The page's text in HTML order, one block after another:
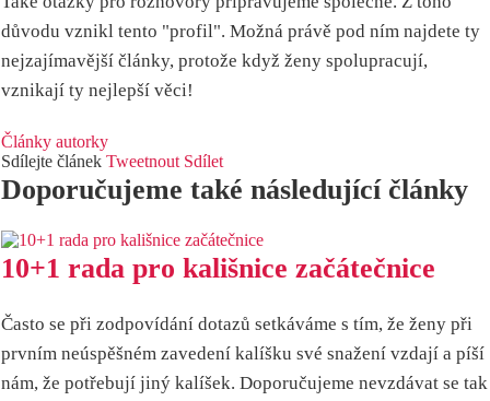
důvodu vznikl tento "profil". Možná právě pod ním najdete ty
nejzajímavější články, protože když ženy spolupracují,
vznikají ty nejlepší věci!
Články autorky
Sdílejte článek Tweetnout Sdílet
Doporučujeme také následující články
10+1 rada pro kališnice začátečnice
Často se při zodpovídání dotazů setkáváme s tím, že ženy při
prvním neúspěšném zavedení kalíšku své snažení vzdají a píší
nám, že potřebují jiný kalíšek. Doporučujeme nevzdávat se tak